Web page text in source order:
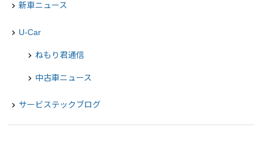
navigate_next 新車ニュース
navigate_next U-Car
chevron_right ねもり君通信
chevron_right 中古車ニュース
navigate_next サービステックブログ